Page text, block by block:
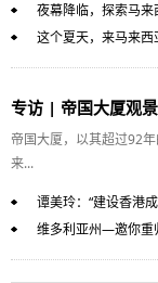
夜幕降临，探索马
这个夏天，来马来西
专访 | 帝国大厦观
帝国大厦，以其超过92年
来...
谭美玲：“建设香港
维多利亚州—邀你重